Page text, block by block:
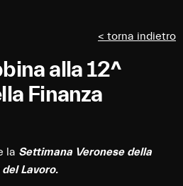
< torna indietro
alla 12^
Finanza
la Settimana Veronese della
del Lavoro.